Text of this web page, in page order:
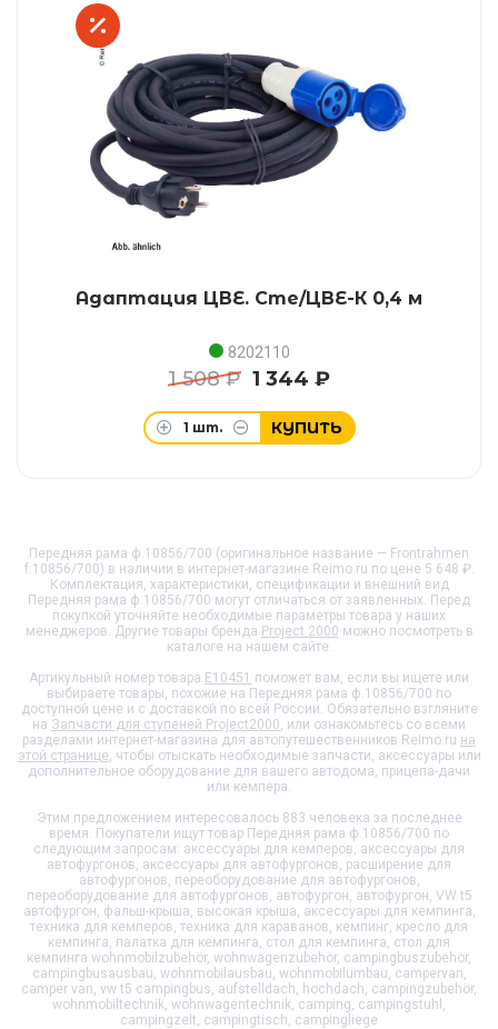
Адаптация ЦВЕ. Сте/ЦВЕ-К 0,4 м
8202110
1 508 ₽ 1 344 ₽
1 шт. КУПИТЬ
Передняя рама ф.10856/700 (оригинальное название — Frontrahmen
f.10856/700) в наличии в интернет-магазине Reimo.ru по цене 5 648 ₽.
Комплектация, характеристики, спецификации и внешний вид
Передняя рама ф.10856/700 могут отличаться от заявленных. Перед
покупкой уточняйте необходимые параметры товара у наших
менеджеров. Другие товары бренда Project 2000 можно посмотреть в
каталоге на нашем сайте.
Артикульный номер товара E10451 поможет вам, если вы ищете или
выбираете товары, похожие на Передняя рама ф.10856/700 по
доступной цене и с доставкой по всей России. Обязательно взгляните
на Запчасти для ступеней Project2000 , или ознакомьтесь со всеми
разделами интернет-магазина для автопутешественников Reimo.ru на
этой странице , чтобы отыскать необходимые запчасти, аксессуары или
дополнительное оборудование для вашего автодома, прицепа-дачи
или кемпера.
Этим предложением интересовалось 883 человека за последнее
время. Покупатели ищут товар Передняя рама ф.10856/700 по
следующим запросам: аксессуары для кемперов, аксессуары для
автофургонов, аксессуары для автофургонов, расширение для
автофургонов, переоборудование для автофургонов,
переоборудование для автофургонов, автофургон, автофургон, VW t5
автофургон, фальш-крыша, высокая крыша, аксессуары для кемпинга,
техника для кемперов, техника для караванов, кемпинг, кресло для
кемпинга, палатка для кемпинга, стол для кемпинга, стол для
кемпинга wohnmobilzubehör, wohnwagenzubehör, campingbuszubehör,
campingbusausbau, wohnmobilausbau, wohnmobilumbau, campervan,
camper van, vw t5 campingbus, aufstelldach, hochdach, campingzubehör,
wohnmobiltechnik, wohnwagentechnik, camping, campingstuhl,
campingzelt, campingtisch, campingliege